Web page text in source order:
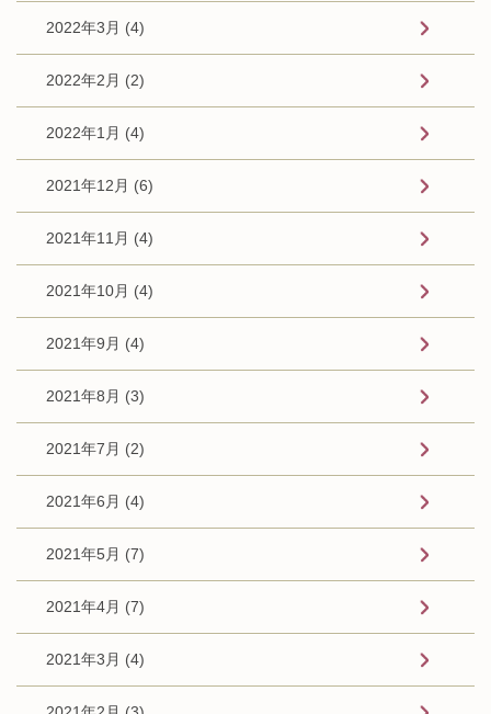
2022年3月 (4)
2022年2月 (2)
2022年1月 (4)
2021年12月 (6)
2021年11月 (4)
2021年10月 (4)
2021年9月 (4)
2021年8月 (3)
2021年7月 (2)
2021年6月 (4)
2021年5月 (7)
2021年4月 (7)
2021年3月 (4)